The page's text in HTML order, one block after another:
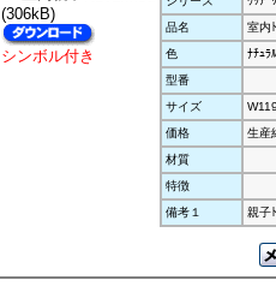
(306kB)
シンボル付き
品名
室内
色
ﾅﾁｭﾗ
型番
サイズ
価格
生産
材質
特徴
備考１
親子